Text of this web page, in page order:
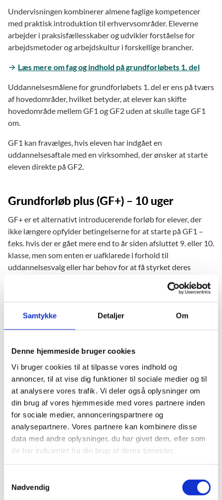
Samtykke Detaljer Om
Denne hjemmeside bruger cookies
Vi bruger cookies til at tilpasse vores indhold og
annoncer, til at vise dig funktioner til sociale medier og til
at analysere vores trafik. Vi deler også oplysninger om
din brug af vores hjemmeside med vores partnere inden
for sociale medier, annonceringspartnere og
analysepartnere. Vores partnere kan kombinere disse
data med andre oplysninger, du har givet dem, eller som
de har indsamlet fra din brug af deres tjenester.
Nødvendig
Undervisningen kombinerer almene faglige kompetencer
med praktisk introduktion til erhvervsområder. Eleverne
arbejder i praksisfællesskaber og udvikler forståelse for
arbejdsmetoder og arbejdskultur i forskellige brancher.
Læs mere om fag og indhold på grundforløbets 1. del
Uddannelsesmålene for grundforløbets 1. del er ens på tværs
af hovedområder, hvilket betyder, at elever kan skifte
hovedområde mellem GF1 og GF2 uden at skulle tage GF1
om.
GF1 kan fravælges, hvis eleven har indgået en
uddannelsesaftale med en virksomhed, der ønsker at starte
eleven direkte på GF2.
Grundforløb plus (GF+) – 10 uger
GF+ er et alternativt introducerende forløb for elever, der
ikke længere opfylder betingelserne for at starte på GF1 –
f.eks. hvis der er gået mere end to år siden afsluttet 9. eller 10.
klasse, men som enten er uafklarede i forhold til
uddannelsesvalg eller har behov for at få styrket deres
der introducerer til uddannelser inden for et eller i nogle
tilfælde to hovedområder, og undervisningen består af:
Kombinationsfag med f.eks. dansk, regning og
samfundsfag
Tematiserede projekter i praksisfællesskaber
Læs mere om fag og indhold på grundforløb+
Der er ingen afsluttende prøver på GF+. Eleverne vælger en
konkret erhvervsuddannelse i slutningen af forløbet.
Grundforløbets 2. del (GF2) –20 uger
Grundforløbets 2. del er den praksisnære, indledende del af
en erhvervsuddannelse. Forløbet klæder eleverne på med de